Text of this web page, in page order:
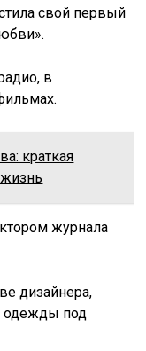
свой первый
в
краткая
журнала
дизайнера,
одежды под